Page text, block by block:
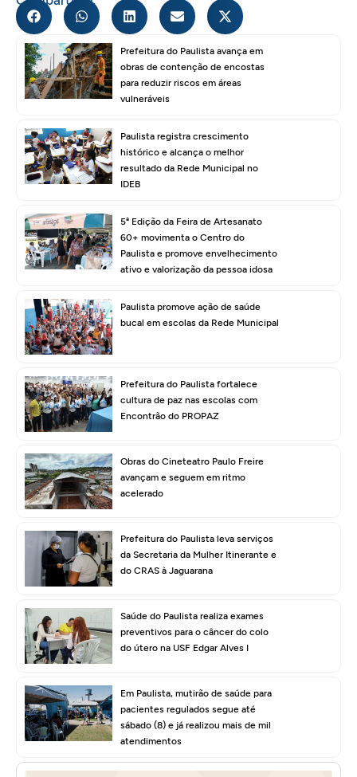
Prefeitura do Paulista avança em
obras de contenção de encostas
para reduzir riscos em áreas
vulneráveis
Paulista registra crescimento
histórico e alcança o melhor
resultado da Rede Municipal no
IDEB
5ª Edição da Feira de Artesanato
60+ movimenta o Centro do
Paulista e promove envelhecimento
ativo e valorização da pessoa idosa
Paulista promove ação de saúde
bucal em escolas da Rede Municipal
Prefeitura do Paulista fortalece
cultura de paz nas escolas com
Encontrão do PROPAZ
Obras do Cineteatro Paulo Freire
avançam e seguem em ritmo
acelerado
Prefeitura do Paulista leva serviços
da Secretaria da Mulher Itinerante e
do CRAS à Jaguarana
Saúde do Paulista realiza exames
preventivos para o câncer do colo
do útero na USF Edgar Alves I
Em Paulista, mutirão de saúde para
pacientes regulados segue até
sábado (8) e já realizou mais de mil
atendimentos